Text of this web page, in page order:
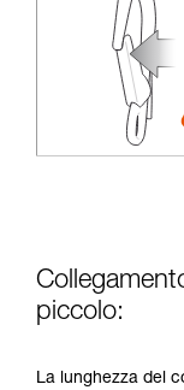
piccolo:
La lunghezza del